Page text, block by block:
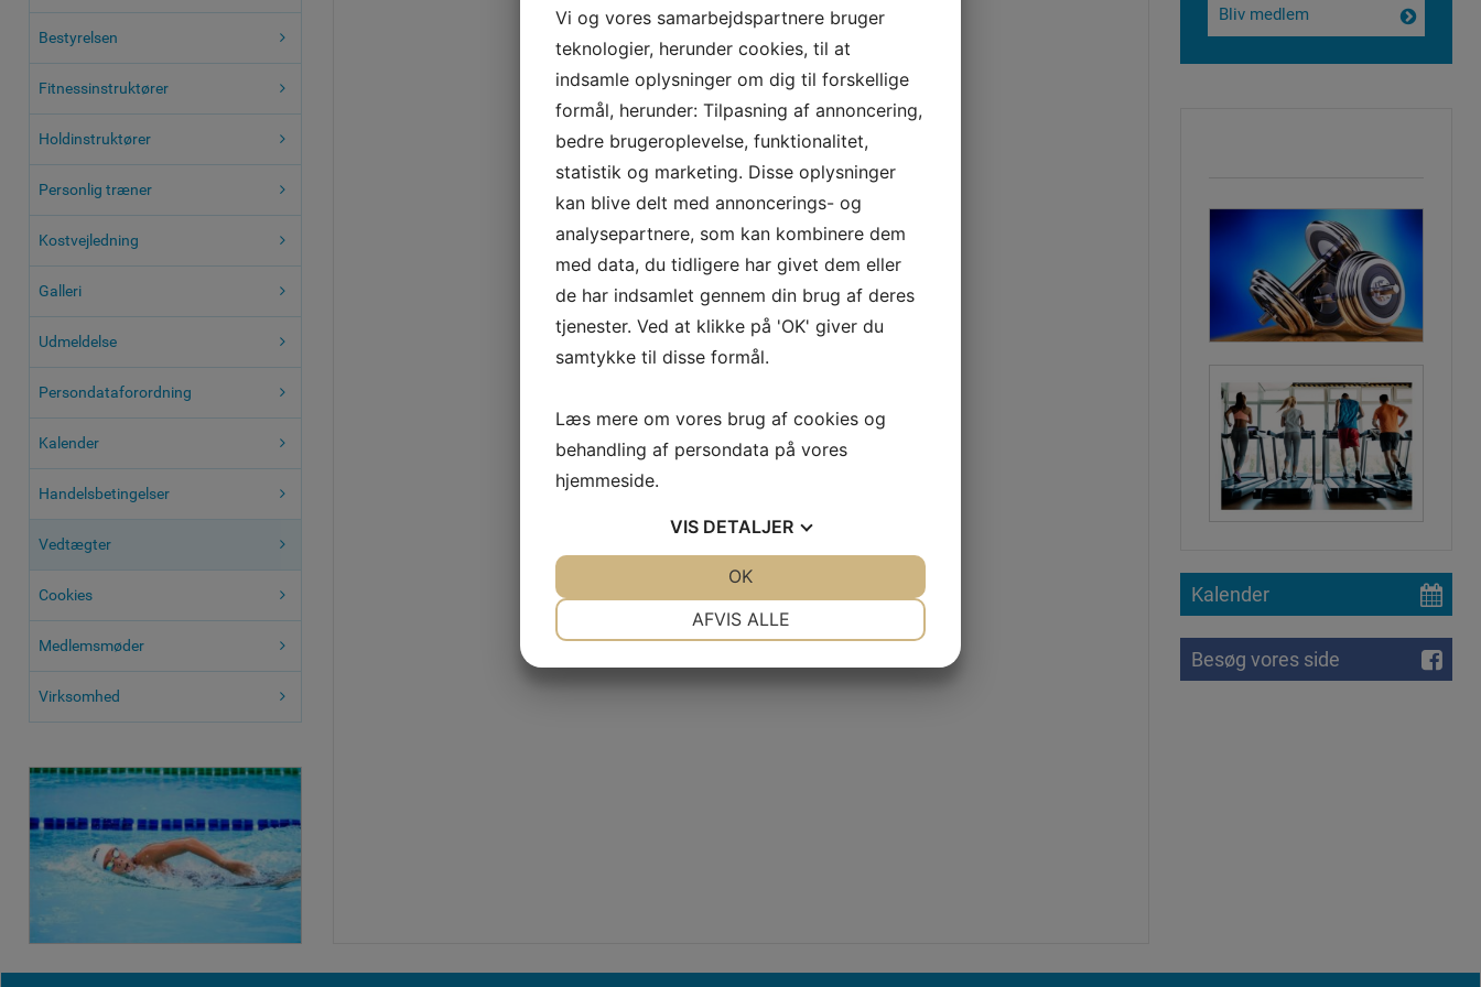
Bestyrelsen
Fitnessinstruktører
Holdinstruktører
Personlig træner
Kostvejledning
Galleri
Udmeldelse
Persondataforordning
Kalender
Handelsbetingelser
Vedtægter
Cookies
Medlemsmøder
Virksomhed
Bliv medlem
Kalender
Besøg vores side
Vi og vores samarbejdspartnere bruger
teknologier, herunder cookies, til at
indsamle oplysninger om dig til forskellige
formål, herunder: Tilpasning af annoncering,
bedre brugeroplevelse, funktionalitet,
statistik og marketing. Disse oplysninger
kan blive delt med annoncerings- og
analysepartnere, som kan kombinere dem
med data, du tidligere har givet dem eller
de har indsamlet gennem din brug af deres
tjenester. Ved at klikke på 'OK' giver du
samtykke til disse formål.
Læs mere om vores brug af cookies og
behandling af persondata på vores
hjemmeside.
VIS DETALJER
AFVIS ALLE
OK